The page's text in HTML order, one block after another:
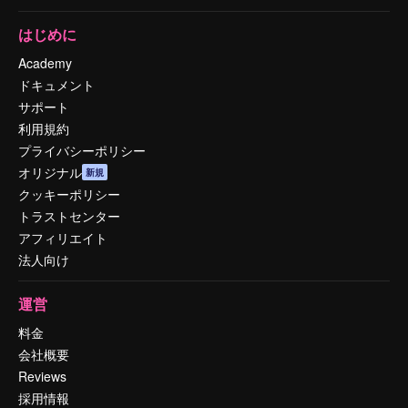
はじめに
Academy
ドキュメント
サポート
利用規約
プライバシーポリシー
オリジナル 新規
クッキーポリシー
トラストセンター
アフィリエイト
法人向け
運営
料金
会社概要
Reviews
採用情報